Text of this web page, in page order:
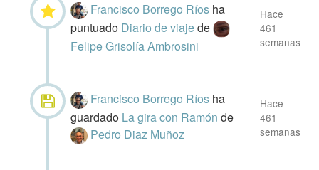
Francisco Borrego Ríos ha
puntuado Diario de viajede
Felipe Grisolía Ambrosini
Hace
461
semanas
Francisco Borrego Ríos ha
guardado La gira con Ramónde
Pedro Diaz Muñoz
Hace
461
semanas